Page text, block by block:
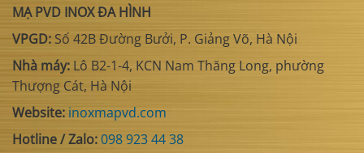
MẠ PVD INOX ĐA HÌNH
VPGD:Số 42B Đường Bưởi, P. Giảng Võ, Hà Nội
Nhà máy: Lô B2-1-4, KCN Nam Thăng Long, phường
Thượng Cát, Hà Nội
Website: inoxmapvd.com
Hotline / Zalo:098 923 44 38